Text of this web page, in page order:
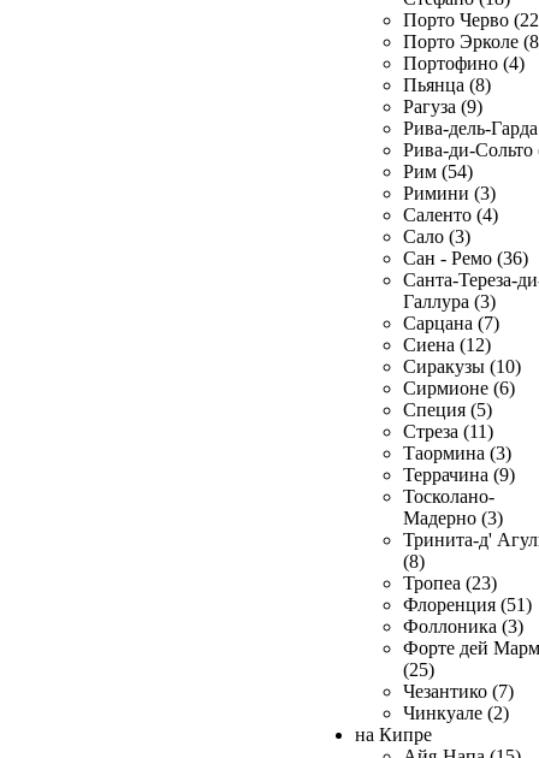
Порто Черво
Порто Эрколе
Портофино (4)
Пьянца (8)
Рагуза (9)
Рива-дель-
Рива-ди-Сольто
Рим (54)
Римини (3)
Саленто (4)
Сало (3)
Сан - Ремо (36)
Санта-Тереза-
Галлура (3)
Сарцана (7)
Сиена (12)
Сиракузы (10)
Сирмионе (6)
Специя (5)
Стреза (11)
Таормина (3)
Террачина (9)
Тосколано-
Мадерно (3)
Тринита-д'
(8)
Тропеа (23)
Флоренция (51)
Фоллоника (3)
Форте дей
(25)
Чезантико (7)
Чинкуале (2)
на Кипре